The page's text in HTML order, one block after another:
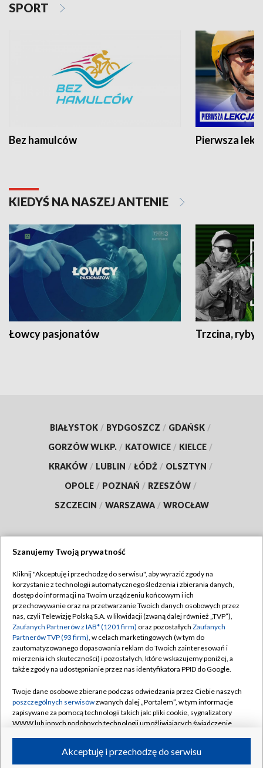
SPORT
Bez hamulców Pierwsza
KIEDYŚ NA NASZEJ ANTENIE
Łowcy pasjonatów Trzcina, ryby
BIAŁYSTOK / BYDGOSZCZ / GDAŃSK /
GORZÓW WLKP. / KATOWICE / KIELCE /
KRAKÓW / LUBLIN / ŁÓDŹ / OLSZTYN /
OPOLE / POZNAŃ / RZESZÓW /
SZCZECIN / WARSZAWA / WROCŁAW
TVP
Abonament TVP
Emisja w TVP
Centrum informacji TVP
Naziemna Telewizja Cyfrowa
Rada Programowa
System NOS
Informacje o nadawcy
Program dla prasy
Regulamin TVP
Polityka prywatności
Moje zgody
Pomoc
Kontakt
Kanały
Szanujemy Twoją prywatność
Kliknij "Akceptuję i przechodzę do serwisu", aby wyrazić zgody na
korzystanie z technologii automatycznego śledzenia i zbierania danych,
dostęp do informacji na Twoim urządzeniu końcowym i ich
przechowywanie oraz na przetwarzanie Twoich danych osobowych przez
nas, czyli Telewizję Polską S.A. w likwidacji (zwaną dalej również „TVP”),
Zaufanych Partnerów z IAB* (1201 firm) oraz pozostałych Zaufanych
Partnerów TVP (93 firm), w celach marketingowych (w tym do
zautomatyzowanego dopasowania reklam do Twoich zainteresowań i
mierzenia ich skuteczności) i pozostałych, które wskazujemy poniżej, a
także zgody na udostępnianie przez nas identyfikatora PPID do Google.
Twoje dane osobowe zbierane podczas odwiedzania przez Ciebie naszych
poszczególnych serwisówzwanych dalej „Portalem”, w tym informacje
zapisywane za pomocą technologii takich jak: pliki cookie, sygnalizatory
WWW lub innych podobnych technologii umożliwiających świadczenie
ruchu w Internecie.Akceptuję i przechodzę do serwisu